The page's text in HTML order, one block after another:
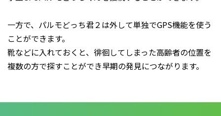
一方で、パルモどっち君２は外して単独でGPS機能を使う
ことができます。
靴などに入れておくと、徘徊してしまった高齢者の位置を
複数の方で探すことができ早期の発見につながります。